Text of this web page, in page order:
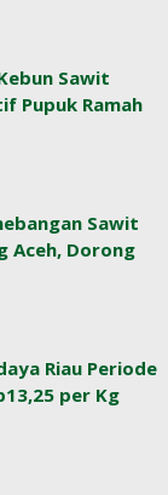
Sawit
Pupuk Ramah
Sawit
Aceh, Dorong
Riau Periode
per Kg